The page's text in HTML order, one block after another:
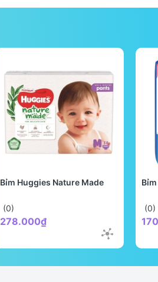
Bỉm Huggies Nature Made
(0)
278.000₫
(0)